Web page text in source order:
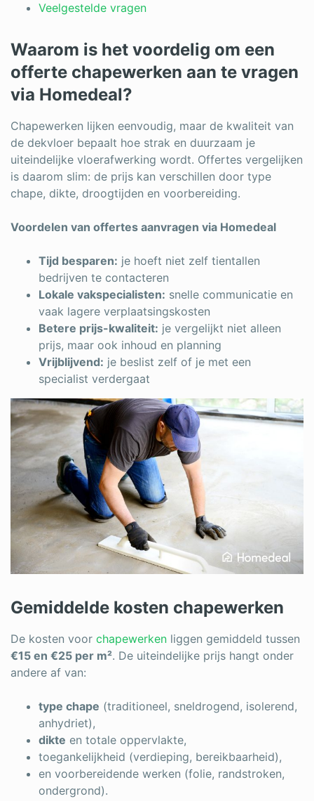
Veelgestelde vragen
Waarom is het voordelig om een
offerte chapewerken aan te vragen
via Homedeal?
Chapewerken lijken eenvoudig, maar de kwaliteit van
de dekvloer bepaalt hoe strak en duurzaam je
uiteindelijke vloerafwerking wordt. Offertes vergelijken
is daarom slim: de prijs kan verschillen door type
chape, dikte, droogtijden en voorbereiding.
Voordelen van offertes aanvragen via Homedeal
Tijd besparen: je hoeft niet zelf tientallen
bedrijven te contacteren
Lokale vakspecialisten: snelle communicatie en
vaak lagere verplaatsingskosten
Betere prijs-kwaliteit: je vergelijkt niet alleen
prijs, maar ook inhoud en planning
Vrijblijvend: je beslist zelf of je met een
specialist verdergaat
Gemiddelde kosten chapewerken
De kosten voor chapewerken liggen gemiddeld tussen
€15 en €25 per m². De uiteindelijke prijs hangt onder
andere af van:
type chape (traditioneel, sneldrogend, isolerend,
anhydriet),
dikte en totale oppervlakte,
toegankelijkheid (verdieping, bereikbaarheid),
en voorbereidende werken (folie, randstroken,
ondergrond).